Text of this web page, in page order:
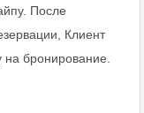
После
Клиент
бронирование.